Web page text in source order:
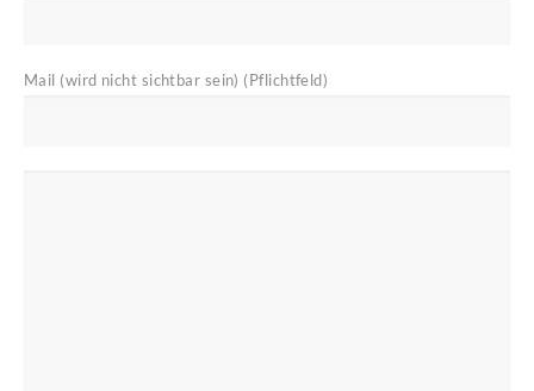
Mail (wird nicht sichtbar sein) (Pflichtfeld)